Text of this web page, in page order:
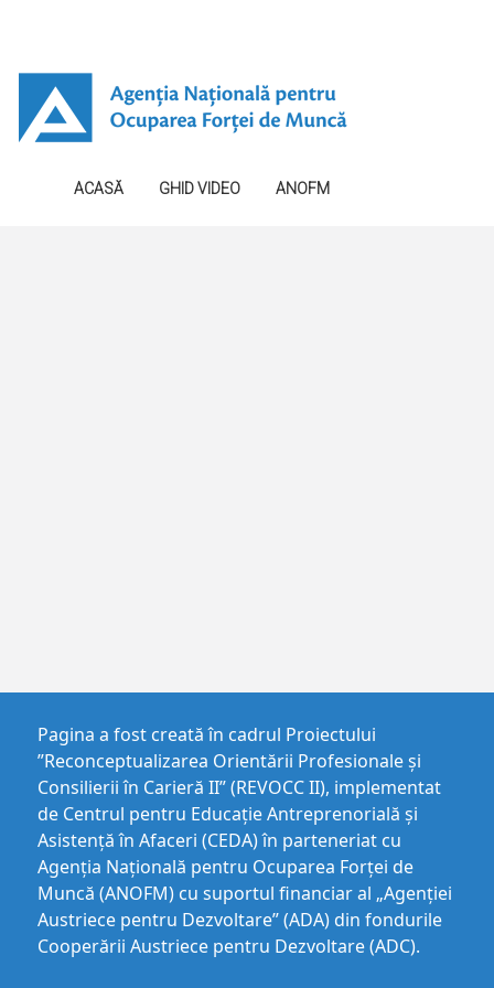
ACASĂ GHID VIDEO ANOFM
Pagina a fost creată în cadrul Proiectului
”Reconceptualizarea Orientării Profesionale și
Consilierii în Carieră II” (REVOCC II), implementat
de Centrul pentru Educaţie Antreprenorială şi
Asistenţă în Afaceri (CEDA) în parteneriat cu
Agenția Națională pentru Ocuparea Forței de
Muncă (ANOFM) cu suportul financiar al „Agenției
Austriece pentru Dezvoltare” (ADA) din fondurile
Cooperării Austriece pentru Dezvoltare (ADC).